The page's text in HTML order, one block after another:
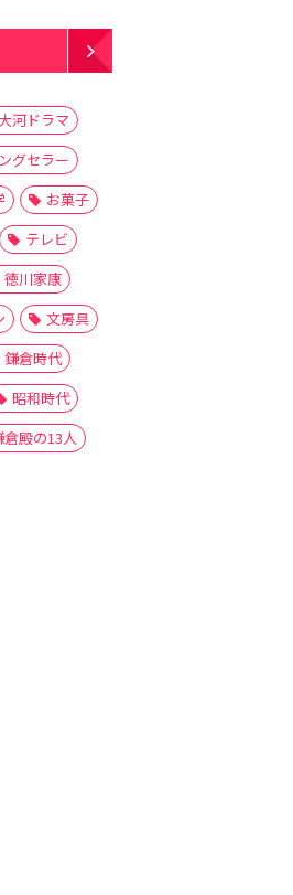
河ドラマ
グセラー
お菓子
テレビ
徳川家康
文房具
鎌倉時代
昭和時代
倉殿の13人